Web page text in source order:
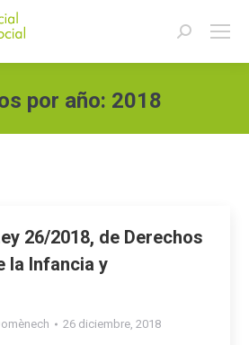
Buscar:
por año: 2018
26/2018, de Derechos
la Infancia y
26 diciembre, 2018